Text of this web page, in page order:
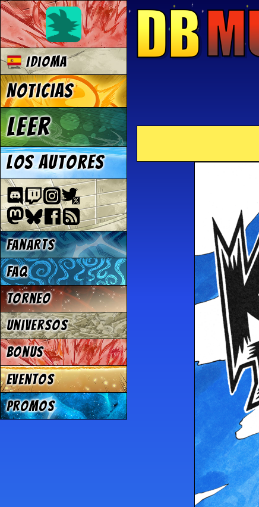
Idioma
Noticias
Leer
Los autores
Fanarts
FAQ
Torneo
Universos
Bonus
Eventos
Promos